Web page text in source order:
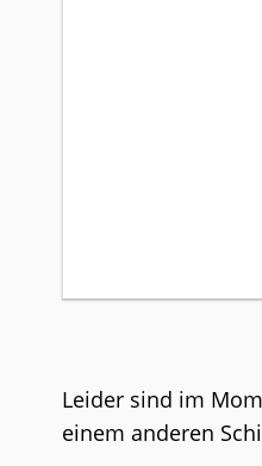
Leider sind im
einem anderen